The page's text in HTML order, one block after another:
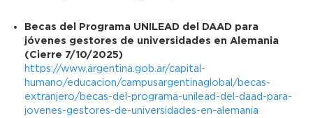
Becas del Programa UNILEAD del DAAD para
jóvenes gestores de universidades en Alemania
(Cierre 7/10/2025)
https://www.argentina.gob.ar/capital-
humano/educacion/campusargentinaglobal/becas-
extranjero/becas-del-programa-unilead-del-daad-para-
jovenes-gestores-de-universidades-en-alemania